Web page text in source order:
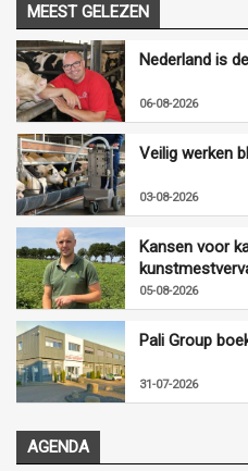
MEEST GELEZEN
Nederland is
06-08-2026
Veilig werken
03-08-2026
Kansen voor
05-08-2026
Pali Group
31-07-2026
AGENDA